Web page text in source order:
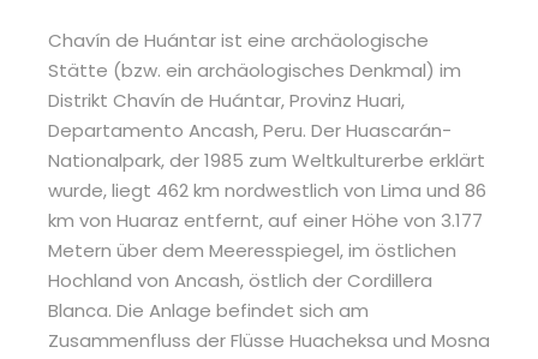
Chavín de Huántar ist eine archäologische
Stätte (bzw. ein archäologisches Denkmal) im
Distrikt Chavín de Huántar, Provinz Huari,
Departamento Ancash, Peru. Der Huascarán-
Nationalpark, der 1985 zum Weltkulturerbe erklärt
wurde, liegt 462 km nordwestlich von Lima und 86
km von Huaraz entfernt, auf einer Höhe von 3.177
Metern über dem Meeresspiegel, im östlichen
Hochland von Ancash, östlich der Cordillera
Blanca. Die Anlage befindet sich am
Zusammenfluss der Flüsse Huacheksa und Mosna